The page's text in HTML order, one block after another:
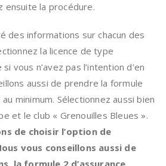
ensuite la procédure.
des informations sur chacun des
la licence de type
vous n’avez pas l’intention d’en
aussi de prendre la formule
minimum. Sélectionnez aussi bien
et le club « Grenouilles Bleues ».
de choisir l’option de
vous conseillons aussi de
la formule 2 d’assurance.